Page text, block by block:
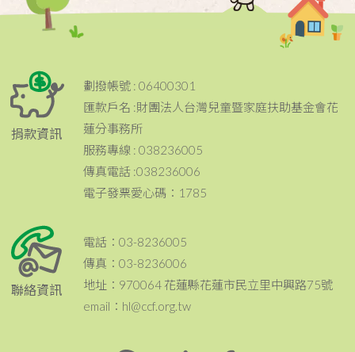
捐款資訊
劃撥帳號 : 06400301
匯款戶名 :財團法人台灣兒童暨家庭扶助基金會花
蓮分事務所
服務專線 : 038236005
傳真電話 :038236006
電子發票愛心碼：1785
聯絡資訊
電話：03-8236005
傳真：03-8236006
地址：970064 花蓮縣花蓮市民立里中興路75號
email：hl@ccf.org.tw